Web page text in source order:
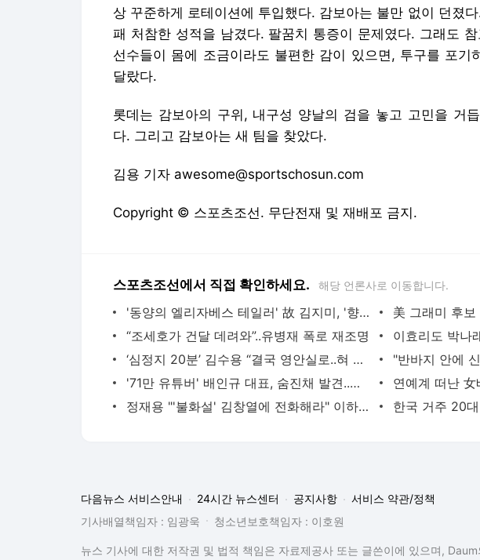
상 꾸준하게 로테이션에 투입했다. 감보아는 불만 없이 던졌
패 처참한 성적을 남겼다. 팔꿈치 통증이 문제였다. 그래도
선수들이 몸에 조금이라도 불편한 감이 있으면, 투구를 포기
달랐다.
롯데는 감보아의 구위, 내구성 양날의 검을 놓고 고민을 거
다. 그리고 감보아는 새 팀을 찾았다.
김용 기자 awesome@sportschosun.com
Copyright © 스포츠조선. 무단전재 및 재배포 금지.
스포츠조선에서 직접 확인하세요. 해당 언론사로 이동합니다.
'동양의 엘리자베스 테일러' 故 김지미, '향년 85세' 미국서 별세..…
“조세호가 건달 데려와”..유병재 폭로 재조명
‘심정지 20분’ 김수용 “결국 영안실로..혀 말렸다”
'71만 유튜버' 배인규 대표, 숨진채 발견..이혼→마약 투약 혐의후 우울증 앓아
정재용 "'불화설' 김창열에 전화해라" 이하늘 제안에 단호한 거절
다음뉴스 서비스안내 24시간 뉴스센터 공지사항
서비스 약관/정책
기사배열책임자 : 임광욱
청소년보호책임자 : 이호원
뉴스 기사에 대한 저작권 및 법적 책임은 자료제공사 또는 글쓴이에 있으며,